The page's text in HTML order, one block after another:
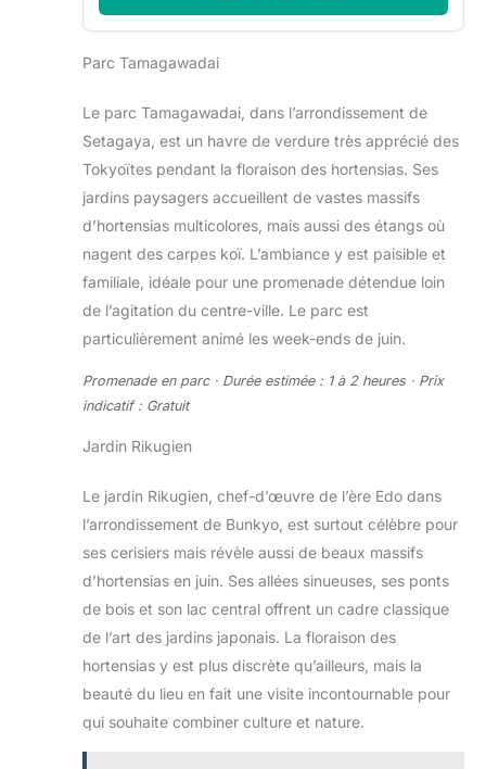
Parc Tamagawadai
Le parc Tamagawadai, dans l’arrondissement de
Setagaya, est un havre de verdure très apprécié des
Tokyoïtes pendant la floraison des hortensias. Ses
jardins paysagers accueillent de vastes massifs
d’hortensias multicolores, mais aussi des étangs où
nagent des carpes koï. L’ambiance y est paisible et
familiale, idéale pour une promenade détendue loin
de l’agitation du centre-ville. Le parc est
particulièrement animé les week-ends de juin.
Promenade en parc · Durée estimée : 1 à 2 heures · Prix
indicatif : Gratuit
Jardin Rikugien
Le jardin Rikugien, chef-d’œuvre de l’ère Edo dans
l’arrondissement de Bunkyo, est surtout célèbre pour
ses cerisiers mais révèle aussi de beaux massifs
d’hortensias en juin. Ses allées sinueuses, ses ponts
de bois et son lac central offrent un cadre classique
de l’art des jardins japonais. La floraison des
hortensias y est plus discrète qu’ailleurs, mais la
beauté du lieu en fait une visite incontournable pour
qui souhaite combiner culture et nature.